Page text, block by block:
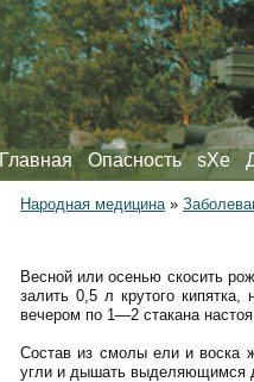
Главная Опасность sXe
Народная медицина»
Весной или осенью скосить
залить 0,5 л крутого
вечером по 1—2 стакана
Состав из смолы ели и воска
угли и дышать выделяющимся